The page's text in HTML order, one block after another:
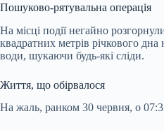
Пошуково-рятувальна операція
На місці події негайно
квадратних метрів річкового
води, шукаючи будь-які сліди.
Життя, що обірвалося
На жаль, ранком 30 червня, о